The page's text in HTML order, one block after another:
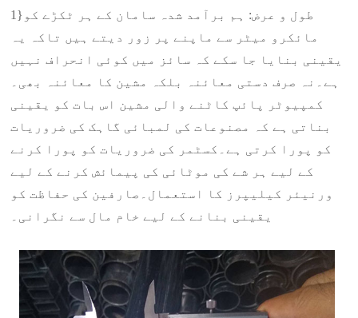
1}طول و عرض: ہم برآمد شدہ سامان کے ہر ٹکڑے کو
مائکرو میٹر سے ماپنے پر زور دیتے ہیں تاکہ یہ
یقینی بنایا جا سکے کہ سائز میں کوئی انحراف نہیں
ہے۔نہ صرف دستی معائنہ بلکہ مشین کا معائنہ بھی۔
کمپیوٹر پائپ کاٹنے والی مشین اس بات کو یقینی
بناتی ہے کہ مصنوعات کی لمبائی گاہک کی ضروریات
کو پورا کرتی ہے۔کسٹمر کی ضروریات کو پورا کرنے
کے لیے ہر شے کی موٹائی کی پیمائش کرنے کے لیے
ورنیئر کیلیپرز کا استعمال۔صارفین کی حفاظت کو
یقینی بنانے کے لیے خام مال سے نگرانی۔